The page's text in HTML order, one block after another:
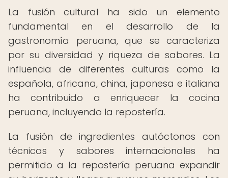
La fusión cultural ha sido un elemento
fundamental en el desarrollo de la
gastronomía peruana, que se caracteriza
por su diversidad y riqueza de sabores. La
influencia de diferentes culturas como la
española, africana, china, japonesa e italiana
ha contribuido a enriquecer la cocina
peruana, incluyendo la repostería.
La fusión de ingredientes autóctonos con
técnicas y sabores internacionales ha
permitido a la repostería peruana expandir